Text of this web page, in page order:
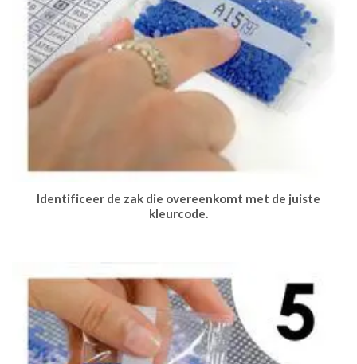
Identificeer de zak die overeenkomt met de juiste
kleurcode.